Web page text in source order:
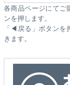
各商品ページにてご
ンを押します。
「◀戻る」ボタンを
きます。